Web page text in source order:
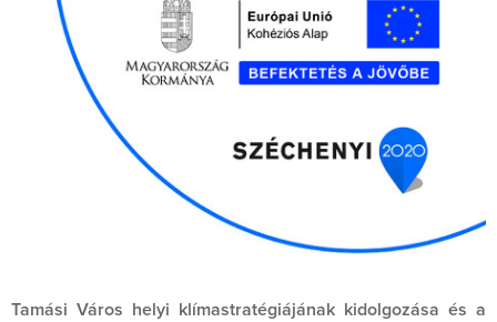
Tamási Város helyi klímastratégiájának kidolgozása és a